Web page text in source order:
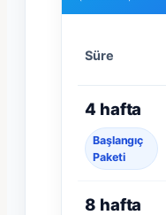
Süre
4 hafta
Başlangıç
Paketi
8 hafta